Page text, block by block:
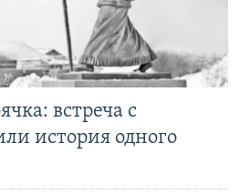
встреча с
история одного